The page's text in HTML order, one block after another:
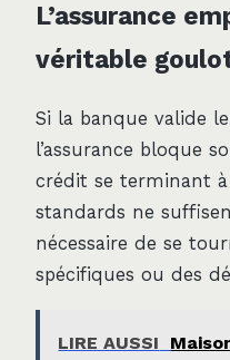
L’assurance
véritable
Si la banque valide
l’assurance bloque
crédit se terminant
standards ne
nécessaire de se
spécifiques ou des
LIRE AUSSI